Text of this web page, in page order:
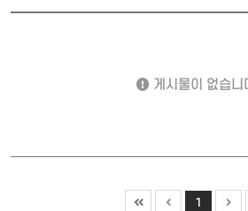
게시물이 없습니
1